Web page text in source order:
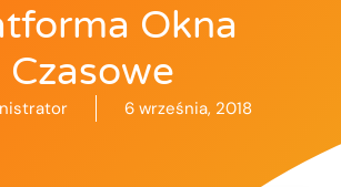
Okna
Czasowe
6 września, 2018